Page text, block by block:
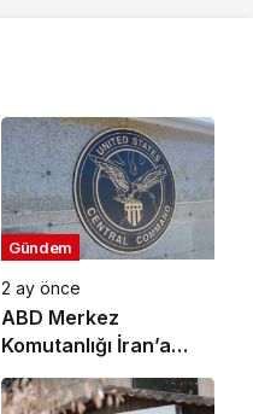
Gündem
2 ay önce
ABD Merkez
Komutanlığı İran’a
Yönelik Savunma
Amaçlı Saldırıların